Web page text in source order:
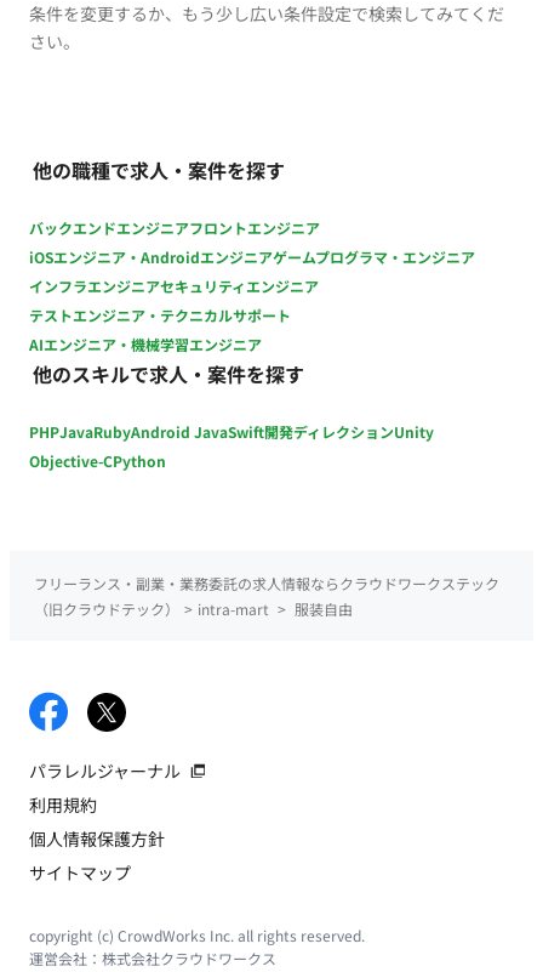
条件を変更するか、もう少し広い条件設定で検索してみてくだ
さい。
他の職種で求人・案件を探す
バックエンドエンジニアフロントエンジニア
iOSエンジニア・Androidエンジニアゲームプログラマ・エンジニア
インフラエンジニアセキュリティエンジニア
テストエンジニア・テクニカルサポート
AIエンジニア・機械学習エンジニア
他のスキルで求人・案件を探す
PHPJavaRubyAndroid JavaSwift開発ディレクションUnity
Objective-CPython
フリーランス・副業・業務委託の求人情報ならクラウドワークステック
（旧クラウドテック）
> intra-mart > 服装自由
パラレルジャーナル
利用規約
個人情報保護方針
サイトマップ
copyright (c) CrowdWorks Inc. all rights reserved.
運営会社： 株式会社クラウドワークス